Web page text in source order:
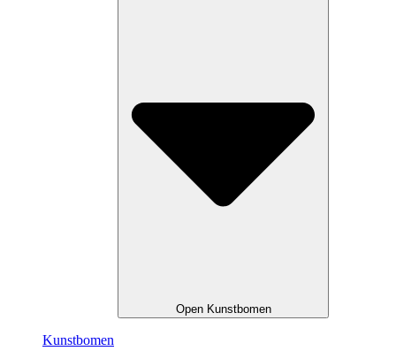
Open Kunstbomen
Kunstbomen